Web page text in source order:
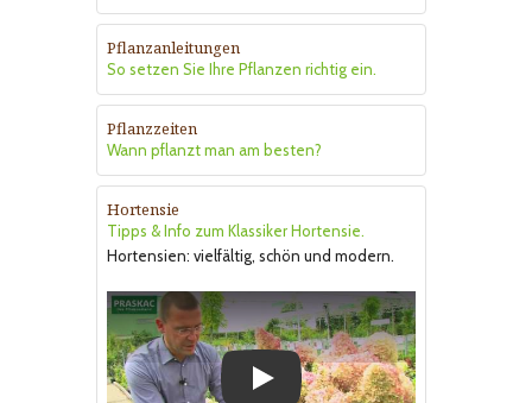
Pflanzanleitungen
So setzen Sie Ihre Pflanzen richtig ein.
Pflanzzeiten
Wann pflanzt man am besten?
Hortensie
Tipps & Info zum Klassiker Hortensie.
Hortensien: vielfältig, schön und modern.